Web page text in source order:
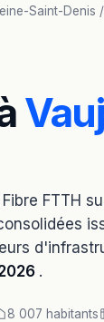
Saint-Denis /
FTTH
.
8 007 habitants